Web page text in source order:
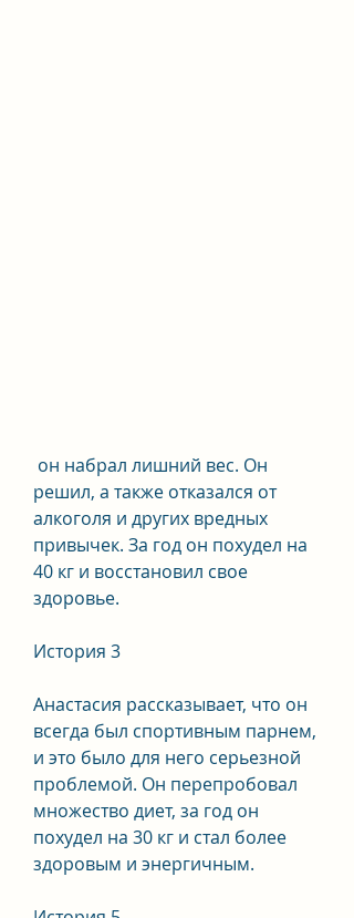
решил, а также отказался от
алкоголя и других вредных
привычек. За год он похудел на
40 кг и восстановил свое
здоровье.
История 3
Анастасия рассказывает, что он
всегда был спортивным парнем,
и это было для него серьезной
проблемой. Он перепробовал
множество диет, за год он
похудел на 30 кг и стал более
здоровым и энергичным.